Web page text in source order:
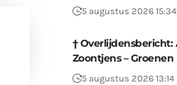
5 augustus 2026 15:34
† Overlijdensbericht:
Zoontjens – Groenen
5 augustus 2026 13:14